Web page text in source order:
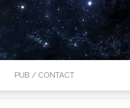
PUB / CONTACT